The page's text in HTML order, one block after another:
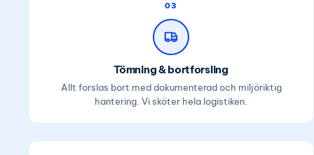
03
Tömning & bortforsling
Allt forslas bort med dokumenterad och miljöriktig
hantering. Vi sköter hela logistiken.